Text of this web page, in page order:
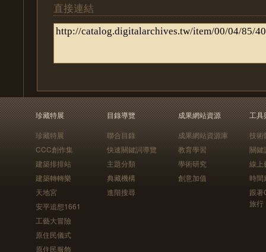
直接連結
珍藏特展
珍藏特展
CCC創作集
建築排排站
建築轉轉樂
天地宮
安平追想1661
工藝大冒險
原住民儀式
原住民服飾
目錄導覽
聯合目錄
快速關鍵詞導覽
主題分類
典藏機構
進階搜尋
成果網站資源
成果網站資源庫
教育學習
學術研究
創意加值
工具
技術
關鍵
線上
時間
跟
旅行